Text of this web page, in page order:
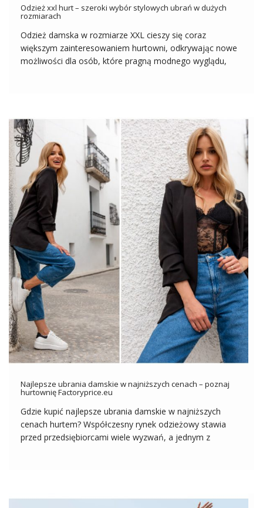
Odzież xxl hurt – szeroki wybór stylowych ubrań w dużych
rozmiarach
Odzież damska w rozmiarze XXL cieszy się coraz
większym zainteresowaniem hurtowni, odkrywając nowe
możliwości dla osób, które pragną modnego wyglądu,
Najlepsze ubrania damskie w najniższych cenach – poznaj
hurtownię Factoryprice.eu
Gdzie kupić najlepsze ubrania damskie w najniższych
cenach hurtem? Współczesny rynek odzieżowy stawia
przed przedsiębiorcami wiele wyzwań, a jednym z